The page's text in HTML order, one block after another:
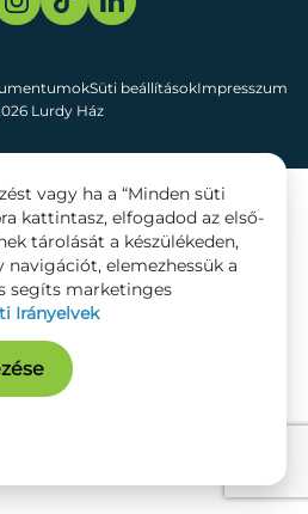
Lurdy Ház
Süti beállításokImpresszum
vagy ha a “Minden süti
kattintasz, elfogadod az első-
tárolását a készülékeden,
elemezhessük a
segíts marketinges
Irányelvek